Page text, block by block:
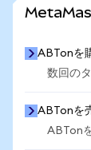
ABTonを
数回の
ABTonを
ABTon